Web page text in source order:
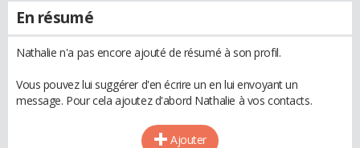
En résumé
Nathalie n'a pas encore ajouté de résumé à son profil.
Vous pouvez lui suggérer d'en écrire un en lui envoyant un
message. Pour cela ajoutez d'abord Nathalie à vos contacts.
Ajouter